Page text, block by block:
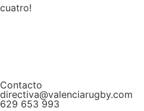
cuatro!
Contacto
directiva@valenciarugby.com
629 653 993